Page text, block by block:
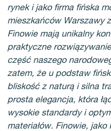
rynek i jako firma fińska
mieszkańców Warszawy
Finowie mają unikalny
praktyczne
część naszego
zatem, że u podstaw
bliskość z naturą i silna
prosta elegancja, która
wysokie standardy i
materiałów. Finowie,